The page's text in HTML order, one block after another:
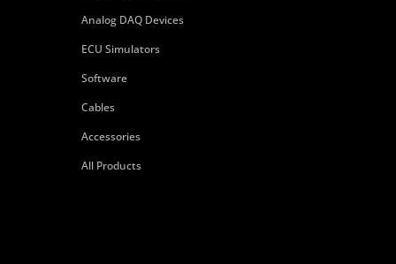
Analog DAQ Devices
ECU Simulators
Software
Cables
Accessories
All Products